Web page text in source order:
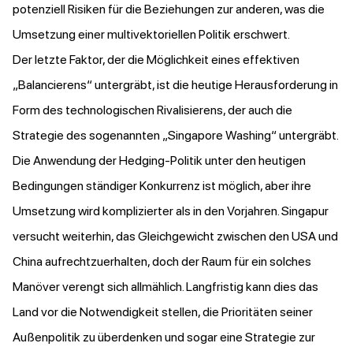
potenziell Risiken für die Beziehungen zur anderen, was die
Umsetzung einer multivektoriellen Politik erschwert.
Der letzte Faktor, der die Möglichkeit eines effektiven
„Balancierens“ untergräbt, ist die heutige Herausforderung in
Form des technologischen Rivalisierens, der auch die
Strategie des sogenannten „Singapore Washing“ untergräbt.
Die Anwendung der Hedging-Politik unter den heutigen
Bedingungen ständiger Konkurrenz ist möglich, aber ihre
Umsetzung wird komplizierter als in den Vorjahren. Singapur
versucht weiterhin, das Gleichgewicht zwischen den USA und
China aufrechtzuerhalten, doch der Raum für ein solches
Manöver verengt sich allmählich. Langfristig kann dies das
Land vor die Notwendigkeit stellen, die Prioritäten seiner
Außenpolitik zu überdenken und sogar eine Strategie zur